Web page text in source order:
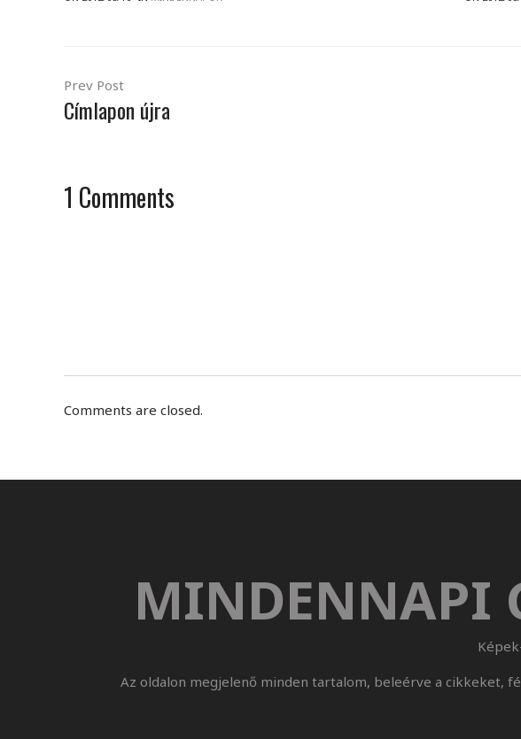
Prev Post
Címlapon újra
1 Comments
Comments are closed.
MINDENNAPI
Az oldalon megjelenő minden tartalom, beleérve a cikkeket,